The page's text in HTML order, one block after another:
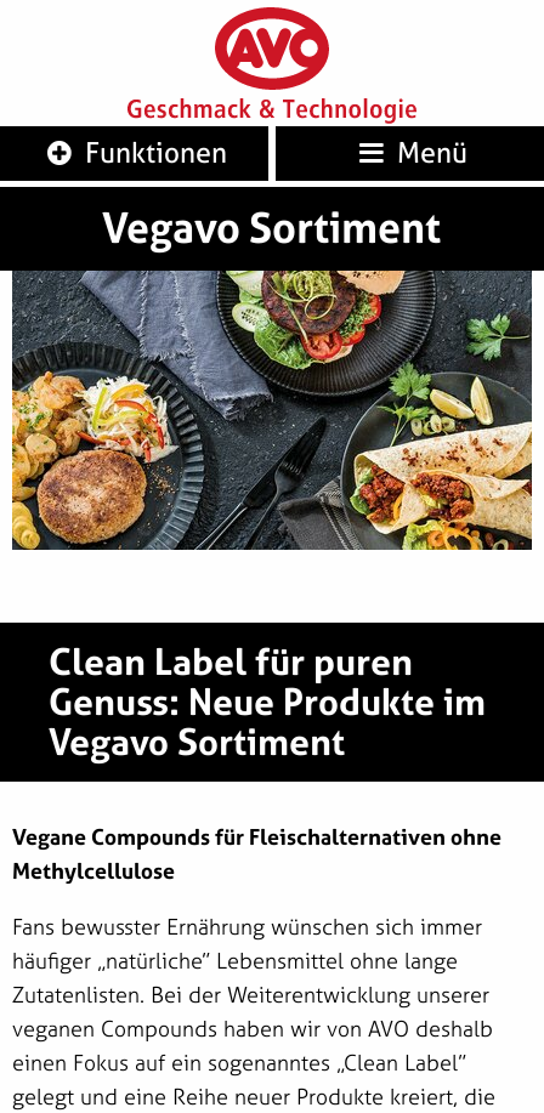
AVO
Funktionen Menü
Vegavo Sortiment
Clean Label für puren
Genuss: Neue Produkte im
Vegavo Sortiment
Vegane Compounds für Fleischalternativen ohne
Methylcellulose
Fans bewusster Ernährung wünschen sich immer
häufiger „natürliche“ Lebensmittel ohne lange
Zutatenlisten. Bei der Weiterentwicklung unserer
veganen Compounds haben wir von AVO deshalb
einen Fokus auf ein sogenanntes „Clean Label“
gelegt und eine Reihe neuer Produkte kreiert, die